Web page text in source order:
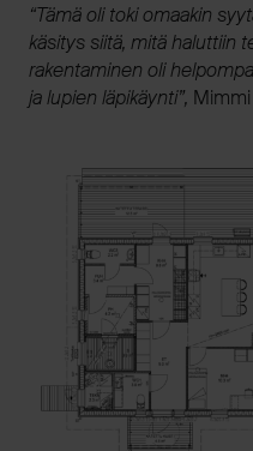
“Tämä oli toki omaakin
käsitys siitä, mitä haluttiin
rakentaminen oli
ja lupien läpikäynti”,